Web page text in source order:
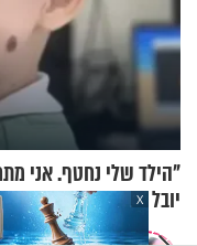
"הילד שלי נחטף. אני
יובל בן ה-4 בריאיון דומע
X